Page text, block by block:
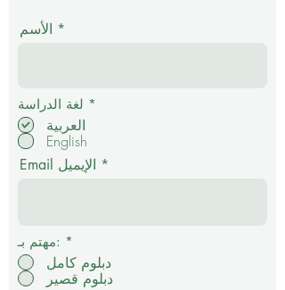
الأسم
لغة الدراسة *
م
العربية
English
Email الإيميل
مهتم بـ: *
دبلوم كامل
دبلوم قصير